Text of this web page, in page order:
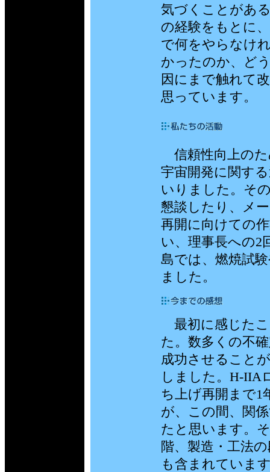
気づくことがあ
の経験をもとに
で何をやらなけ
かったのか、ど
因にまで触れて
思っています。
信頼性向上のた
宇宙開発に関す
いりました。そ
懇談したり、メ
再開に向けての
い、理事長への2
島では、燃焼試
ました。
最初に感じたこ
た。数多くの不
成功させること
しました。H-IIA
ち上げ再開まで1
が、この間、関
たと思います。
階、製造・工法
も含まれていま